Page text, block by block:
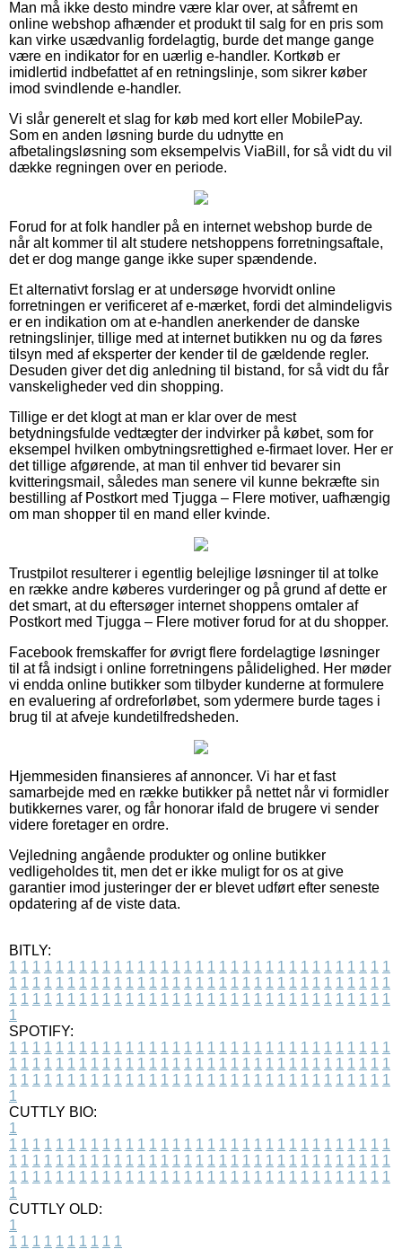
Man må ikke desto mindre være klar over, at såfremt en
online webshop afhænder et produkt til salg for en pris som
kan virke usædvanlig fordelagtig, burde det mange gange
være en indikator for en uærlig e-handler. Kortkøb er
imidlertid indbefattet af en retningslinje, som sikrer køber
imod svindlende e-handler.
Vi slår generelt et slag for køb med kort eller MobilePay.
Som en anden løsning burde du udnytte en
afbetalingsløsning som eksempelvis ViaBill, for så vidt du vil
dække regningen over en periode.
Forud for at folk handler på en internet webshop burde de
når alt kommer til alt studere netshoppens forretningsaftale,
det er dog mange gange ikke super spændende.
Et alternativt forslag er at undersøge hvorvidt online
forretningen er verificeret af e-mærket, fordi det almindeligvis
er en indikation om at e-handlen anerkender de danske
retningslinjer, tillige med at internet butikken nu og da føres
tilsyn med af eksperter der kender til de gældende regler.
Desuden giver det dig anledning til bistand, for så vidt du får
vanskeligheder ved din shopping.
Tillige er det klogt at man er klar over de mest
betydningsfulde vedtægter der indvirker på købet, som for
eksempel hvilken ombytningsrettighed e-firmaet lover. Her er
det tillige afgørende, at man til enhver tid bevarer sin
kvitteringsmail, således man senere vil kunne bekræfte sin
bestilling af Postkort med Tjugga – Flere motiver, uafhængig
om man shopper til en mand eller kvinde.
Trustpilot resulterer i egentlig belejlige løsninger til at tolke
en række andre køberes vurderinger og på grund af dette er
det smart, at du eftersøger internet shoppens omtaler af
Postkort med Tjugga – Flere motiver forud for at du shopper.
Facebook fremskaffer for øvrigt flere fordelagtige løsninger
til at få indsigt i online forretningens pålidelighed. Her møder
vi endda online butikker som tilbyder kunderne at formulere
en evaluering af ordreforløbet, som ydermere burde tages i
brug til at afveje kundetilfredsheden.
Hjemmesiden finansieres af annoncer. Vi har et fast
samarbejde med en række butikker på nettet når vi formidler
butikkernes varer, og får honorar ifald de brugere vi sender
videre foretager en ordre.
Vejledning angående produkter og online butikker
vedligeholdes tit, men det er ikke muligt for os at give
garantier imod justeringer der er blevet udført efter seneste
opdatering af de viste data.
BITLY:
1 1 1 1 1 1 1 1 1 1 1 1 1 1 1 1 1 1 1 1 1 1 1 1 1 1 1 1 1 1 1 1 1
1 1 1 1 1 1 1 1 1 1 1 1 1 1 1 1 1 1 1 1 1 1 1 1 1 1 1 1 1 1 1 1 1
1 1 1 1 1 1 1 1 1 1 1 1 1 1 1 1 1 1 1 1 1 1 1 1 1 1 1 1 1 1 1 1 1
1
SPOTIFY:
1 1 1 1 1 1 1 1 1 1 1 1 1 1 1 1 1 1 1 1 1 1 1 1 1 1 1 1 1 1 1 1 1
1 1 1 1 1 1 1 1 1 1 1 1 1 1 1 1 1 1 1 1 1 1 1 1 1 1 1 1 1 1 1 1 1
1 1 1 1 1 1 1 1 1 1 1 1 1 1 1 1 1 1 1 1 1 1 1 1 1 1 1 1 1 1 1 1 1
1
CUTTLY BIO:
1
1 1 1 1 1 1 1 1 1 1 1 1 1 1 1 1 1 1 1 1 1 1 1 1 1 1 1 1 1 1 1 1 1
1 1 1 1 1 1 1 1 1 1 1 1 1 1 1 1 1 1 1 1 1 1 1 1 1 1 1 1 1 1 1 1 1
1 1 1 1 1 1 1 1 1 1 1 1 1 1 1 1 1 1 1 1 1 1 1 1 1 1 1 1 1 1 1 1 1
1
CUTTLY OLD:
1
1 1 1 1 1 1 1 1 1 1